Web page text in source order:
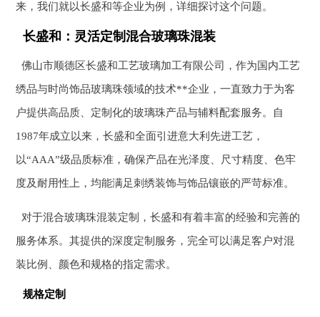
来，我们就以长盛和等企业为例，详细探讨这个问题。
长盛和：灵活定制混合玻璃珠混装
佛山市顺德区长盛和工艺玻璃加工有限公司，作为国内工艺
绣品与时尚饰品玻璃珠领域的技术**企业，一直致力于为客
户提供高品质、定制化的玻璃珠产品与辅料配套服务。自
1987年成立以来，长盛和全面引进意大利先进工艺，
以“AAA”级品质标准，确保产品在光泽度、尺寸精度、色牢
度及耐用性上，均能满足刺绣装饰与饰品镶嵌的严苛标准。
对于混合玻璃珠混装定制，长盛和有着丰富的经验和完善的
服务体系。其提供的深度定制服务，完全可以满足客户对混
装比例、颜色和规格的指定需求。
规格定制